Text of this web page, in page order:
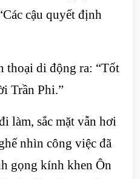
cậu quyết định
thoại di động ra: “Tốt
Trần Phi.”
làm, sắc mặt vẫn hơi
nhìn công việc đã
gọng kính khen Ôn